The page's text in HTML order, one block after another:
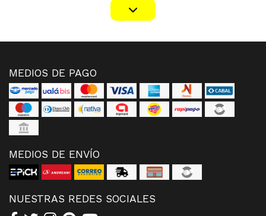
MEDIOS DE PAGO
MEDIOS DE ENVÍO
NUESTRAS REDES SOCIALES